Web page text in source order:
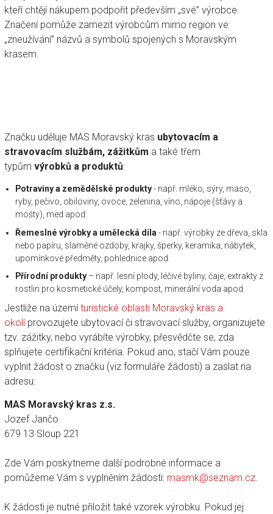
kteří chtějí nákupem podpořit především „své” výrobce.
Značení pomůže zamezit výrobcům mimo region ve
„zneužívání” názvů a symbolů spojených s Moravským
krasem.
Značku uděluje MAS Moravský kras ubytovacím a
stravovacím službám, zážitkům a také třem
typům výrobků a produktů:
Potraviny a zemědělské produkty- např. mléko, sýry, maso,
ryby, pečivo, obiloviny, ovoce, zelenina, víno, nápoje (šťávy a
mošty), med apod.
Řemeslné výrobky a umělecká díla - např. výrobky ze dřeva, skla
nebo papíru, slaměné ozdoby, krajky, šperky, keramika, nábytek,
upomínkové předměty, pohlednice apod.
Přírodní produkty– např. lesní plody, léčivé byliny, čaje, extrakty z
rostlin pro kosmetické účely, kompost, minerální voda apod.
Jestliže na územíturistické oblasti Moravský kras a
okolíprovozujete ubytovací či stravovací služby, organizujete
tzv. zážitky, nebo vyrábíte výrobky, přesvědčte se, zda
splňujete certifikační kritéria. Pokud ano, stačí Vám pouze
vyplnit žádost o značku (viz formuláře žádosti) a zaslat na
adresu:
MAS Moravský kras z.s.
Jozef Jančo
679 13 Sloup 221
Zde Vám poskytneme další podrobné informace a
pomůžeme Vám s vyplněním žádosti: masmk@seznam.cz.
K žádosti je nutné přiložit také vzorek výrobku. Pokud jej